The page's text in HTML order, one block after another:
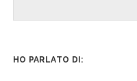
HO PARLATO DI: